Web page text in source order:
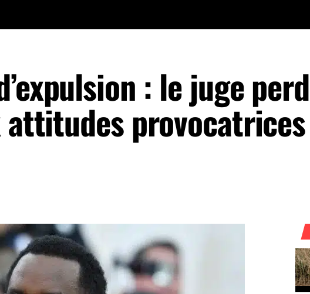
: le juge perd
attitudes provocatrices